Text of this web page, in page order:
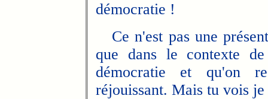
démocratie !
Ce n'est pas une
que dans le contexte
démocratie et qu'on
réjouissant. Mais tu vois